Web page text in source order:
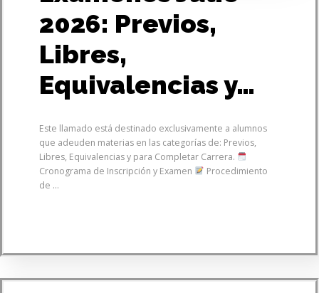
2026: Previos,
Libres,
Equivalencias y…
Este llamado está destinado exclusivamente a alumnos
que adeuden materias en las categorías de: Previos,
Libres, Equivalencias y para Completar Carrera.
Cronograma de Inscripción y Examen
Procedimiento
de ...